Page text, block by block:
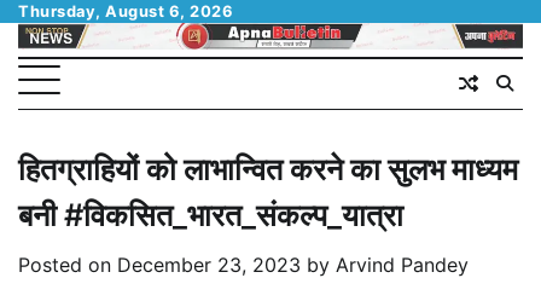
Skip
content
Thursday, August 6, 2026
हितग्राहियों को लाभान्वित करने का सुलभ माध्यम
बनी #विकसित_भारत_संकल्प_यात्रा
Posted on December 23, 2023 by Arvind Pandey